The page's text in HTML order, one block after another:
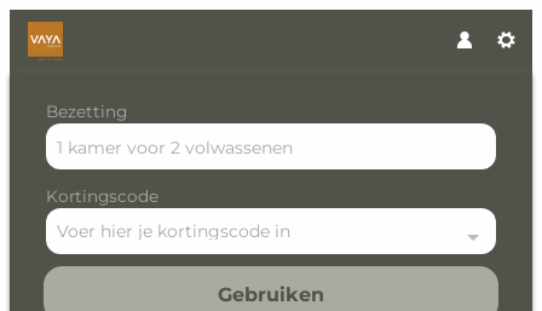
Bezetting
1 kamer voor 2 volwassenen
Kortingscode
Voer hier je kortingscode in
Gebruiken